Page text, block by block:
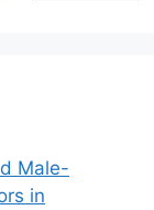
Male-
in